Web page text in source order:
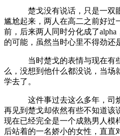
楚戈没有说话，只是一双眼
尴尬起来，两人在高二之前好过
前，后来两人同时分化成了
的可能，虽然当时心里不得劲还
当时楚戈的表情与现在有些
么，没想到他什么都没说，当场
学去了。
这件事过去这么多年，司焕
再见到楚戈却依然有些不知道该
现在已经完全是一个成熟男人模
后站着的一名娇小的女性，直直